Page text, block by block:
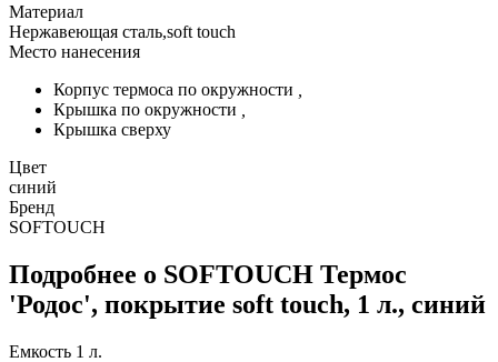
Материал
Нержавеющая сталь,soft touch
Место нанесения
Корпус термоса по окружности
Крышка по окружности
Крышка сверху
Цвет
синий
Бренд
SOFTOUCH
Подробнее о SOFTOUCH Термос
'Родос', покрытие soft touch, 1 л., синий
Емкость 1 л.